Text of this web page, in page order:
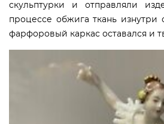
скульптурки и отправляли
процессе обжига ткань изнутри
фарфоровый каркас оставался и